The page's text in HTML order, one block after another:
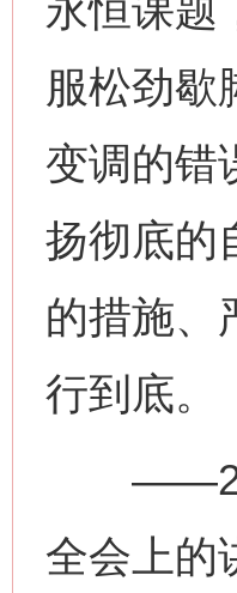
永恒课题
服松劲歇
变调的错
扬彻底的
的措施、
行到底。
全会上的